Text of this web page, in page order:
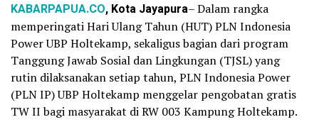
KABARPAPUA.CO, Kota Jayapura– Dalam rangka
memperingati Hari Ulang Tahun (HUT) PLN Indonesia
Power UBP Holtekamp, sekaligus bagian dari program
Tanggung Jawab Sosial dan Lingkungan (TJSL) yang
rutin dilaksanakan setiap tahun, PLN Indonesia Power
(PLN IP) UBP Holtekamp menggelar pengobatan gratis
TW II bagi masyarakat di RW 003 Kampung Holtekamp.